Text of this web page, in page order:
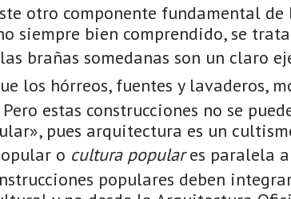
otro componente fundamental de
siempre bien comprendido, se
brañas somedanas son un claro
los hórreos, fuentes y lavaderos,
estas construcciones no se
pues arquitectura es un
o cultura populares paralela
populares deben